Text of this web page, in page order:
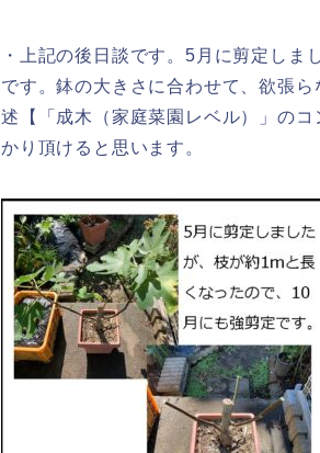
・上記の後日談です。5月に剪定し
です。鉢の大きさに合わせて、欲張
述【「成木（家庭菜園レベル）」の
かり頂けると思います。